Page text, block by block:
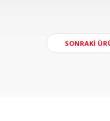
SONRAKI